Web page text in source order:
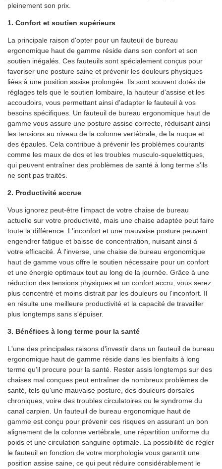
pleinement son prix.
1. Confort et soutien supérieurs
La principale raison d'opter pour un fauteuil de bureau
ergonomique haut de gamme réside dans son confort et son
soutien inégalés. Ces fauteuils sont spécialement conçus pour
favoriser une posture saine et prévenir les douleurs physiques
liées à une position assise prolongée. Ils sont souvent dotés de
réglages tels que le soutien lombaire, la hauteur d'assise et les
accoudoirs, vous permettant ainsi d'adapter le fauteuil à vos
besoins spécifiques. Un fauteuil de bureau ergonomique haut de
gamme vous assure une posture assise correcte, réduisant ainsi
les tensions au niveau de la colonne vertébrale, de la nuque et
des épaules. Cela contribue à prévenir les problèmes courants
comme les maux de dos et les troubles musculo-squelettiques,
qui peuvent entraîner des problèmes de santé à long terme s'ils
ne sont pas traités.
2. Productivité accrue
Vous ignorez peut-être l'impact de votre chaise de bureau
actuelle sur votre productivité, mais une chaise adaptée peut faire
toute la différence. L'inconfort et une mauvaise posture peuvent
engendrer fatigue et baisse de concentration, nuisant ainsi à
votre efficacité. À l'inverse, une chaise de bureau ergonomique
haut de gamme vous offre le soutien nécessaire pour un confort
et une énergie optimaux tout au long de la journée. Grâce à une
réduction des tensions physiques et un confort accru, vous serez
plus concentré et moins distrait par les douleurs ou l'inconfort. Il
en résulte une meilleure productivité et la capacité de travailler
plus longtemps sans s'épuiser.
3. Bénéfices à long terme pour la santé
L'une des principales raisons d'investir dans un fauteuil de bureau
ergonomique haut de gamme réside dans les bienfaits à long
terme qu'il procure pour la santé. Rester assis longtemps sur des
chaises mal conçues peut entraîner de nombreux problèmes de
santé, tels qu'une mauvaise posture, des douleurs dorsales
chroniques, voire des troubles circulatoires ou le syndrome du
canal carpien. Un fauteuil de bureau ergonomique haut de
gamme est conçu pour prévenir ces risques en assurant un bon
alignement de la colonne vertébrale, une répartition uniforme du
poids et une circulation sanguine optimale. La possibilité de régler
le fauteuil en fonction de votre morphologie vous garantit une
position assise saine, ce qui peut réduire considérablement le